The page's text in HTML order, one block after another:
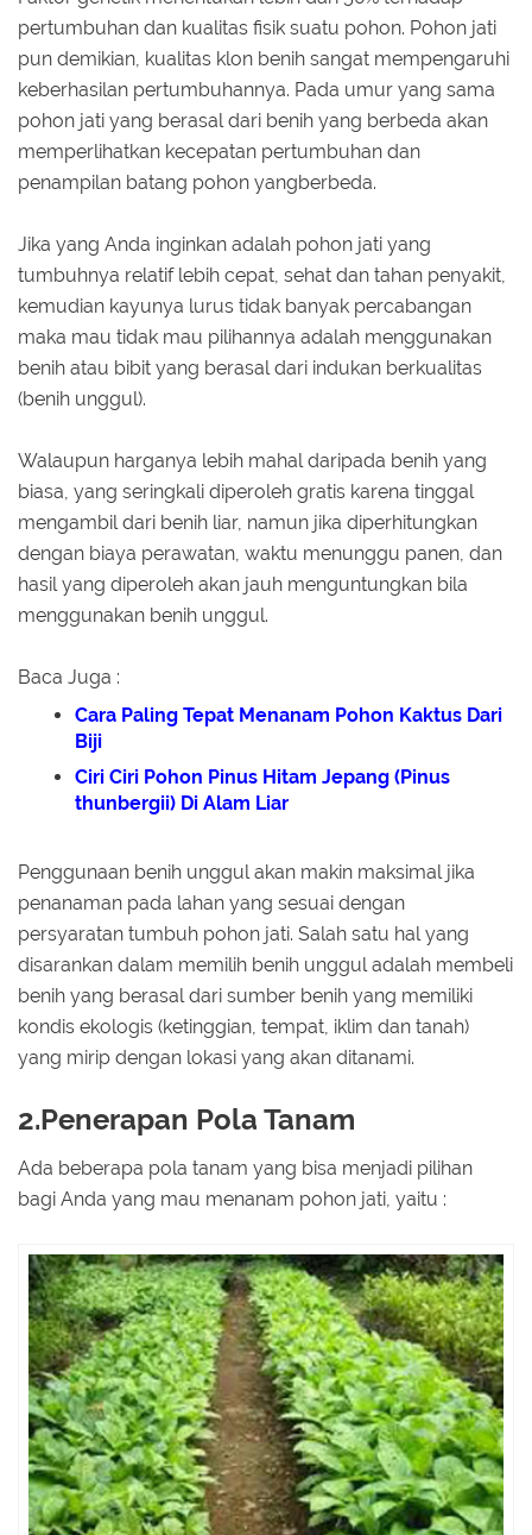
pertumbuhan dan kualitas fisik suatu pohon. Pohon jati
pun demikian, kualitas klon benih sangat mempengaruhi
keberhasilan pertumbuhannya. Pada umur yang sama
pohon jati yang berasal dari benih yang berbeda akan
memperlihatkan kecepatan pertumbuhan dan
penampilan batang pohon yangberbeda.
Jika yang Anda inginkan adalah pohon jati yang
tumbuhnya relatif lebih cepat, sehat dan tahan penyakit,
kemudian kayunya lurus tidak banyak percabangan
maka mau tidak mau pilihannya adalah menggunakan
benih atau bibit yang berasal dari indukan berkualitas
(benih unggul).
Walaupun harganya lebih mahal daripada benih yang
biasa, yang seringkali diperoleh gratis karena tinggal
mengambil dari benih liar, namun jika diperhitungkan
dengan biaya perawatan, waktu menunggu panen, dan
hasil yang diperoleh akan jauh menguntungkan bila
menggunakan benih unggul.
Baca Juga :
Cara Paling Tepat Menanam Pohon Kaktus Dari
Biji
Ciri Ciri Pohon Pinus Hitam Jepang (Pinus
thunbergii) Di Alam Liar
Penggunaan benih unggul akan makin maksimal jika
penanaman pada lahan yang sesuai dengan
persyaratan tumbuh pohon jati. Salah satu hal yang
disarankan dalam memilih benih unggul adalah membeli
benih yang berasal dari sumber benih yang memiliki
kondis ekologis (ketinggian, tempat, iklim dan tanah)
yang mirip dengan lokasi yang akan ditanami.
2.Penerapan Pola Tanam
Ada beberapa pola tanam yang bisa menjadi pilihan
bagi Anda yang mau menanam pohon jati, yaitu :